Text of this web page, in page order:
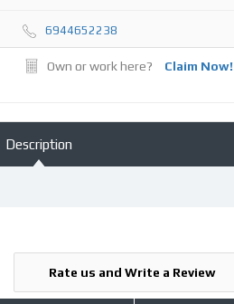
6944652238
Own or work here? Claim Now!
Description
Rate us and Write a Review